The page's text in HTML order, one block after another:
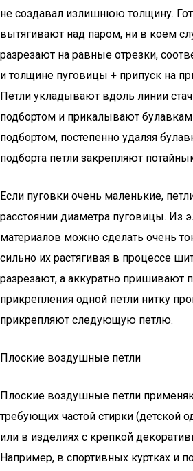
не создавал излишнюю толщину.
вытягивают над паром, ни в коем
разрезают на равные отрезки,
и толщине пуговицы + припуск на
Петли укладывают вдоль линии
подбортом и прикалывают
подбортом, постепенно удаляя
подборта петли закрепляют
Если пуговки очень маленькие,
расстоянии диаметра пуговицы. Из
материалов можно сделать очень
сильно их растягивая в процессе
разрезают, а аккуратно пришивают
прикрепления одной петли нитку
прикрепляют следующую петлю.
Плоские воздушные петли
Плоские воздушные петли
требующих частой стирки (детской
или в изделиях с крепкой
Например, в спортивных куртках и